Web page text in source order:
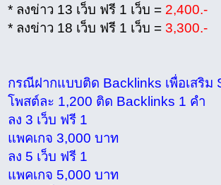
* ลงข่าว 13 เว็บ ฟรี 1 เว็บ =2,400.-
* ลงข่าว 18 เว็บ ฟรี 1 เว็บ = 3,300.-
กรณีฝากแบบติด Backlinks เพื่อเสริม
โพสต์ละ 1,200 ติด Backlinks 1 คำ
ลง 3 เว็บ ฟรี 1
แพคเกจ 3,000 บาท
ลง 5 เว็บ ฟรี 1
แพคเกจ 5,000 บาท